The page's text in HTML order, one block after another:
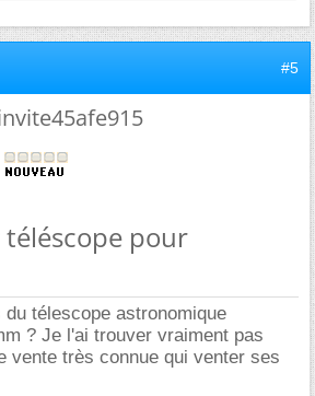
#5
téléscope pour
télescope astronomique
? Je l'ai trouver vraiment pas
vente très connue qui venter ses